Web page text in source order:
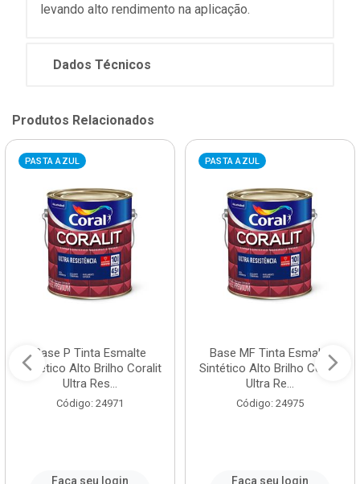
levando alto rendimento na aplicação.
Dados Técnicos
Produtos Relacionados
PASTA AZUL
Base P Tinta Esmalte
Sintético Alto Brilho Coralit
Ultra Res...
Código: 24971
Faça seu login
PASTA AZUL
Base MF Tinta Esmalte
Sintético Alto Brilho Coralit
Ultra Re...
Código: 24975
Faça seu login